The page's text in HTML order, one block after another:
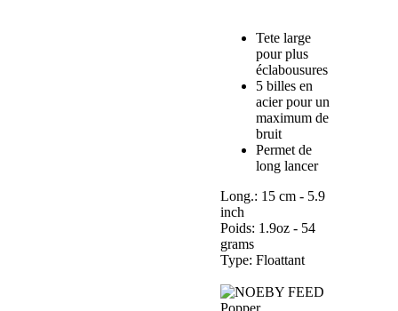
Tete large
pour plus
éclabousures
5 billes en
acier pour un
maximum de
bruit
Permet de
long lancer
Long.: 15 cm - 5.9
inch
Poids: 1.9oz - 54
grams
Type: Floattant